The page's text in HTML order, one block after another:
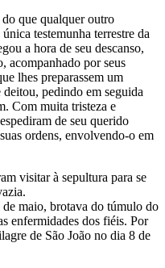
que qualquer outro
testemunha terrestre da
a hora de seu descanso,
acompanhado por seus
lhes preparassem um
pedindo em seguida
Com muita tristeza e
de seu querido
ordens, envolvendo-o em
visitar à sepultura para se
maio, brotava do túmulo do
enfermidades dos fiéis. Por
de São João no dia 8 de